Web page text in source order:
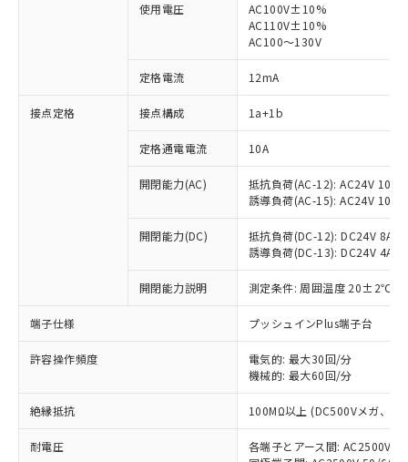
使用電圧
AC100V±10%
AC110V±10%
AC100～130V
定格電流 12mA
接点定格 接点構成 1a+1b
定格通電電流 10A
開閉能力(AC)
抵抗負荷(AC-12): AC24V 10A/
誘導負荷(AC-15): AC24V
開閉能力(DC)
抵抗負荷(DC-12): DC24V 8A/
誘導負荷(DC-13): DC24V 4A/
開閉能力説明 測定条件: 周囲温度 20±2℃、
端子仕様 プッシュインPlus端子台
許容操作頻度
電気的: 最大30回/分
機械的: 最大60回/分
絶縁抵抗 100MΩ以上 (DC500Vメガ、点
耐電圧
各端子とアース間: AC2500V
ご利用条件
以下の条件をお読みいただき、同意のうえ
本サービスは、当社制御機器事業取扱
商品の当社在庫状況および標準価格
(税抜)を提供させていただくもので
当社制御機器事業取扱商品の中には、
本サービスの対象外となる商品もある
ことをご了承ください。
※1 対応状況
対応済み：EU RoHS指令（10物質）の
非含有に対応した製品が提供可能な商品で
対応予定：EU RoHS指令（10物質）の非含
有に対応した製品に切り替える予定のある
対応予定なし：EU RoHS指令（10物質）の
非含有に非対応の商品で、対応品を出す予
調査・確認中：EU RoHS指令（10物質）の
非含有の対応状況を調査中または確認中の
商品です。
非該当品：ライセンス料など無形物で、有
害物質有無と関係のない商品です。
仕入先様の事情により、非含有部品として
いたものが、含有品と判明した場合などや
「○」：最大均質材料含有率が中国RoHSの
「×」：最大均質材料含有率が中国RoHSの
基準値を超えていることを示します。
当社は、これら貴社製品のうち、外国